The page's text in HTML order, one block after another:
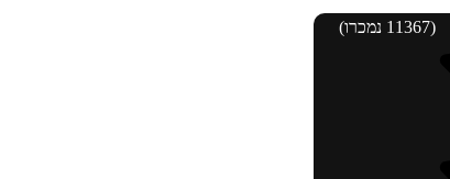
(11367 נמכרו)